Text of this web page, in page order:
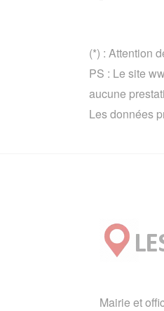
(*) : Attention
PS : Le site
aucune
Les données
Mairie et